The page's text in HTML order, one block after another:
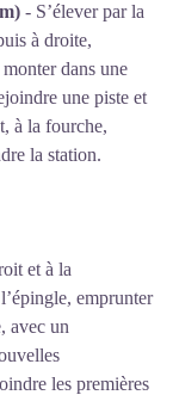
- S’élever par la
à droite,
dans une
une piste et
à la fourche,
la station.
et à la
emprunter
avec un
les premières